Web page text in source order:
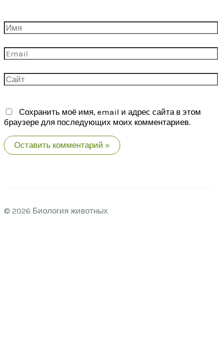
Имя
Email
Сайт
Сохранить моё имя, email и адрес сайта в этом
браузере для последующих моих комментариев.
© 2026 Биология животных